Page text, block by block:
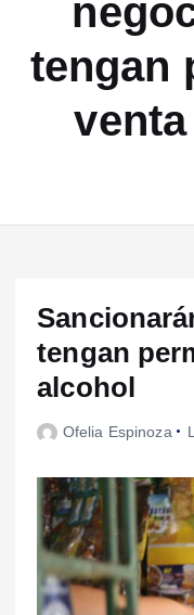
tengan
tengan
alcohol
Ofelia Espinoza